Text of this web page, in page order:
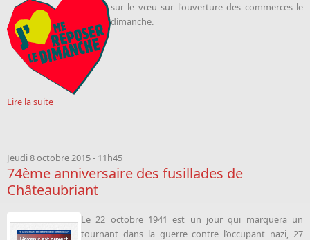
sur le vœu sur l'ouverture des commerces le
dimanche.
Lire la suite
Jeudi 8 octobre 2015 - 11h45
74ème anniversaire des fusillades de
Châteaubriant
Le 22 octobre 1941 est un jour qui marquera un
tournant dans la guerre contre l’occupant nazi, 27